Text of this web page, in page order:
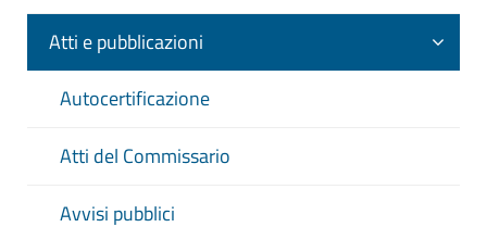
Atti e pubblicazioni
Autocertificazione
Atti del Commissario
Avvisi pubblici